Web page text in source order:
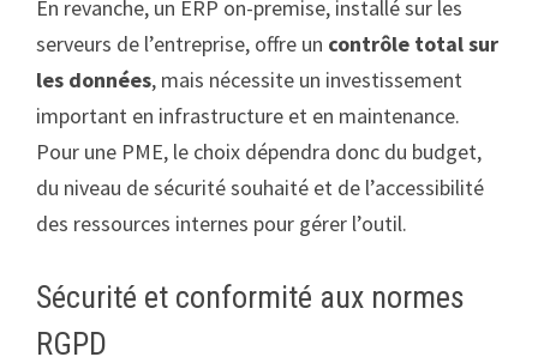
En revanche, un ERP on-premise, installé sur les
serveurs de l’entreprise, offre un contrôle total sur
les données, mais nécessite un investissement
important en infrastructure et en maintenance.
Pour une PME, le choix dépendra donc du budget,
du niveau de sécurité souhaité et de l’accessibilité
des ressources internes pour gérer l’outil.
Sécurité et conformité aux normes
RGPD